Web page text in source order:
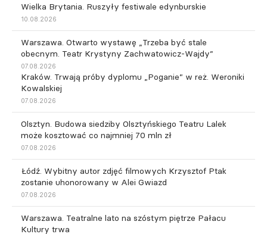
Wielka Brytania. Ruszyły festiwale edynburskie
10.08.2026
Warszawa. Otwarto wystawę „Trzeba być stale
obecnym. Teatr Krystyny Zachwatowicz-Wajdy”
07.08.2026
Kraków. Trwają próby dyplomu „Poganie” w reż. Weroniki
Kowalskiej
07.08.2026
Olsztyn. Budowa siedziby Olsztyńskiego Teatru Lalek
może kosztować co najmniej 70 mln zł
07.08.2026
Łódź. Wybitny autor zdjęć filmowych Krzysztof Ptak
zostanie uhonorowany w Alei Gwiazd
07.08.2026
Warszawa. Teatralne lato na szóstym piętrze Pałacu
Kultury trwa